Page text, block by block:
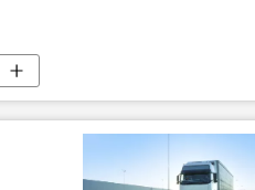
Цискаридзе